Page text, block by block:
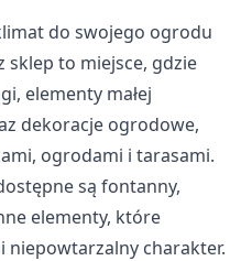
do swojego ogrodu
sklep to miejsce, gdzie
elementy małej
dekoracje ogrodowe,
ogrodami i tarasami.
są fontanny,
elementy, które
niepowtarzalny charakter.
umożliwiają stronie
zmieniają wygląd lub
język lub region, w
właścicielem stron
sposób różni użytkownicy
i zgłaszając